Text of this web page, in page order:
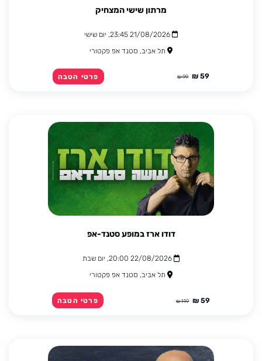
מרתון שישי המצחיק
21/08/2026 23:45, יום שישי
תל אביב, סטנד אפ פקטורי
59 ₪
99 ₪ פרטי הטבה
דודו ארז במופע סטנד-אפ
22/08/2026 20:00, יום שבת
תל אביב, סטנד אפ פקטורי
59 ₪
119 ₪ פרטי הטבה